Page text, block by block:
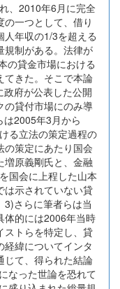
、2010年6月に完全
一つとして、借り
年収の1/3を超える
規制がある。法律が
の貸金市場における
てきた。そこで本論
府が公表した公開
の貸付市場にのみ導
は2005年3月から
る立法の策定過程の
の策定にあたり国会
増原義剛氏と、金融
国会に上程した山本
は示されていない貸
さらに筆者らは当
体的には2006年当時
ストらを特定し、貸
緯についてインタ
じて、得られた結論
なった世論を恐れて